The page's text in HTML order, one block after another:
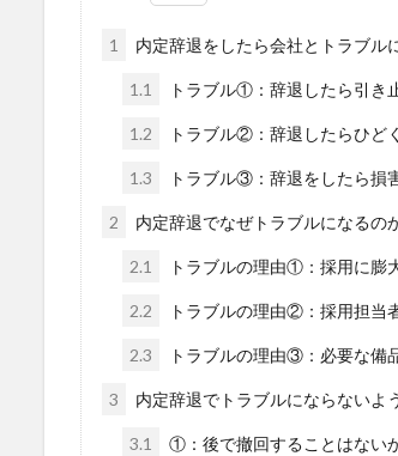
1 内定辞退をしたら会社とトラブル
1.1 トラブル①：辞退したら引き
1.2 トラブル②：辞退したらひど
1.3 トラブル③：辞退をしたら損
2 内定辞退でなぜトラブルになるの
2.1 トラブルの理由①：採用に膨
2.2 トラブルの理由②：採用担当
2.3 トラブルの理由③：必要な備
3 内定辞退でトラブルにならないよ
3.1 ①：後で撤回することはない